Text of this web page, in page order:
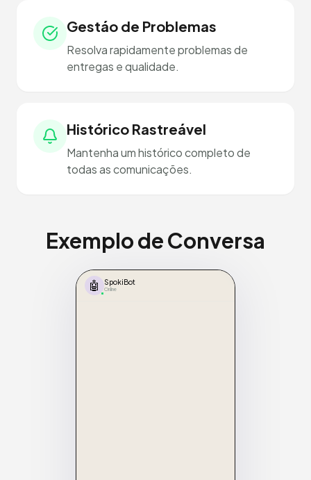
Gestáo de Problemas
Resolva rapidamente problemas de
entregas e qualidade.
Histórico Rastreável
Mantenha um histórico completo de
todas as comunicações.
Exemplo de Conversa
🤖 SpokiBot
Online